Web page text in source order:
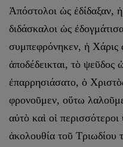
Ἀπόστολοι ὡς ἐδίδαξαν,
διδάσκαλοι ὡς
συμπεφρόνηκεν, ἡ
ἀποδέδεικται, τὸ
ἐπαρρησιάσατο, ὁ
φρονοῦμεν, οὕτω
αὐτὸ καὶ οἱ
ἀκολουθία τοῦ Τριωδίου